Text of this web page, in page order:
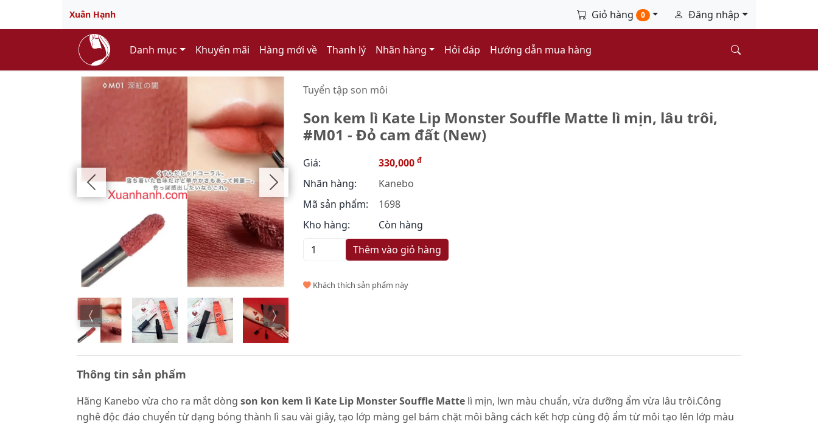
Xuân Hạnh Giỏ hàng 0 Đăng nhập
Danh mục Khuyến mãi Hàng mới về Thanh lý Nhãn hàng Hỏi đáp Hướng dẫn mua hàng
Tuyển tập son môi
Son kem lì Kate Lip Monster Souffle Matte lì mịn, lâu trôi,
#M01 - Đỏ cam đất (New)
Giá: 330,000 đ
Nhãn hàng:
Kanebo
Mã sản phẩm:
1698
Kho hàng:
Còn hàng
Thêm vào giỏ hàng
Khách thích sản phẩm này
Thông tin sản phẩm
Hãng Kanebo vừa cho ra mắt dòng son kon kem lì Kate Lip Monster Souffle Matte lì mịn, lwn màu chuẩn, vừa dưỡng ẩm vừa lâu trôi.Công
nghê độc đáo chuyển từ dạng bóng thành lì sau vài giây, tạo lớp màng gel bám chặt môi bằng cách kết hợp cùng độ ẩm từ môi tạo lên lớp màu